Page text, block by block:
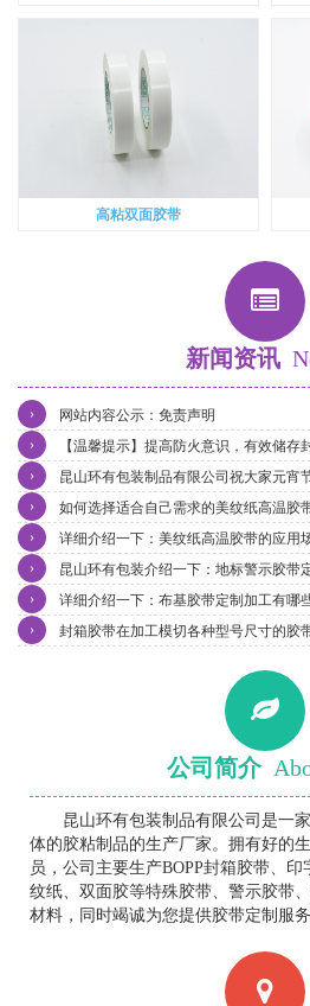
高粘双面胶带
新闻资讯
网站内容公示：免责声明
›
【温馨提示】提高防火意识，有效储存
›
昆山环有包装制品有限公司祝大家元宵
›
如何选择适合自己需求的美纹纸高温胶
›
详细介绍一下：美纹纸高温胶带的应用
›
昆山环有包装介绍一下：地标警示胶带
›
详细介绍一下：布基胶带定制加工有哪
›
封箱胶带在加工模切各种型号尺寸的胶
›
公司简介
昆山环有包装制品有限公司是一家
体的胶粘制品的生产厂家。拥有好的
员，公司主要生产BOPP封箱胶带、
纹纸、双面胶等特殊胶带、警示胶带
材料，同时竭诚为您提供胶带定制服务